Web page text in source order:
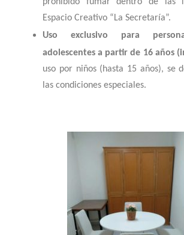
prohibido fumar dentro de las
Espacio Creativo “La Secretaría”.
Uso exclusivo para
adolescentes a partir de 16 años
uso por niños (hasta 15 años), se
las condiciones especiales.